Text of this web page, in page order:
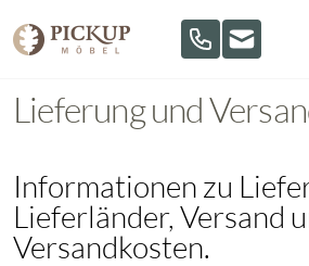
Lieferung und
Informationen zu
Lieferländer, Versand
Versandkosten.